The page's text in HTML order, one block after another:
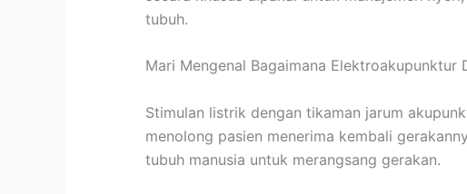
tubuh.
Mari Mengenal Bagaimana
Stimulan listrik dengan tikaman jarum
menolong pasien menerima kembali
tubuh manusia untuk merangsang gerakan.